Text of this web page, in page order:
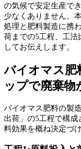
の気候で安定生産で
少なくありません。
処理と肥料製造に携
荷までの5工程、工
してお伝えします。
バイオマス肥
ップで廃棄物
バイオマス肥料の製
出荷」の5工程で構
料効果を概ね決定づけ